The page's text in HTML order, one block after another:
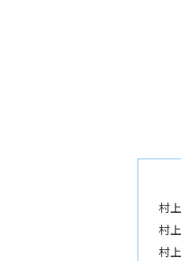
村
村
村